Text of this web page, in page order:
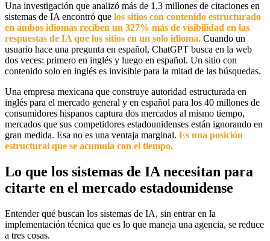
Una investigación que analizó más de 1.3 millones de citaciones en
sistemas de IA encontró que los sitios con contenido estructurado
en ambos idiomas reciben un 327% más de visibilidad en las
respuestas de IA que los sitios en un solo idioma. Cuando un
usuario hace una pregunta en español, ChatGPT busca en la web
dos veces: primero en inglés y luego en español. Un sitio con
contenido solo en inglés es invisible para la mitad de las búsquedas.
Una empresa mexicana que construye autoridad estructurada en
inglés para el mercado general y en español para los 40 millones de
consumidores hispanos captura dos mercados al mismo tiempo,
mercados que sus competidores estadounidenses están ignorando en
gran medida. Esa no es una ventaja marginal. Es una posición
estructural que se acumula con el tiempo.
Lo que los sistemas de IA necesitan para
citarte en el mercado estadounidense
Entender qué buscan los sistemas de IA, sin entrar en la
implementación técnica que es lo que maneja una agencia, se reduce
a tres cosas.